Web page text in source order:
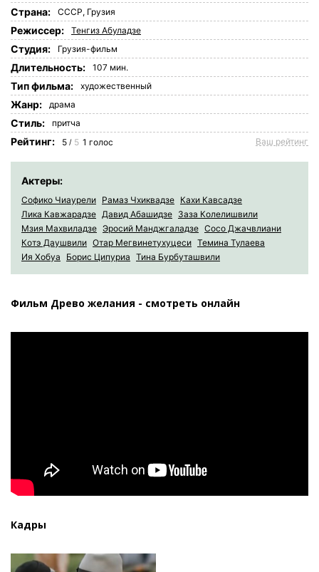
Страна: СССР, Грузия
Режиссер: Тенгиз Абуладзе
Студия: Грузия-фильм
Длительность: 107 мин.
Tип фильма: художественный
Жанр: драма
Стиль: притча
Рейтинг: 5 / 5 1 голос Ваш рейтинг
Актеры:
Софико Чиаурели Рамаз Чхиквадзе Кахи Кавсадзе
Лика Кавжарадзе Давид Абашидзе Заза Колелишвили
Мзия Махвиладзе Эросий Манджгаладзе Сосо Джачвлиани
Котэ Даушвили Отар Мегвинетухуцеси Темина Тулаева
Ия Хобуа
Борис Ципуриа Тина Бурбуташвили
Фильм Древо желания - смотреть онлайн
Кадры